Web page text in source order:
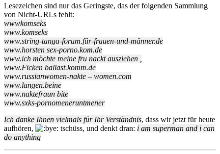
Lesezeichen sind nur das Geringste, das der folgenden Sammlung
von Nicht-URLs fehlt:
wwwkomseks
www.komseks
www.string-tanga-forum.für-frauen-und-männer.de
www.horsten sex-porno.kom.de
www.ich möchte meine fru nackt ausziehen ,
www.Ficken ballast.komm.de
www.russianwomen-nakte – women.com
www.langen.beine
www.naktefraun bite
www.sxks-pornomeneruntmener
Ich danke Ihnen vielmals für Ihr Verständnis, dass wir jetzt für heute
aufhören,
tschüss, und denkt dran: i am superman and i can
do anything